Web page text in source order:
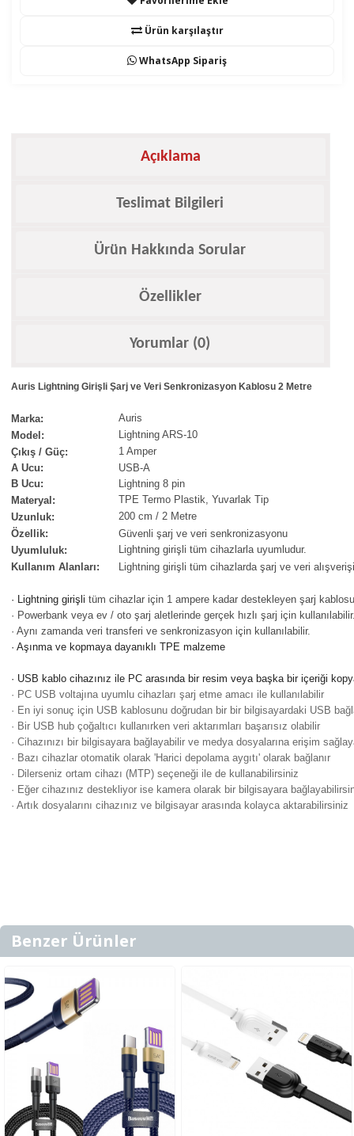
Ürün karşılaştır
WhatsApp Sipariş
Açıklama
Teslimat Bilgileri
Ürün Hakkında Sorular
Özellikler
Yorumlar (0)
Auris Lightning Girişli Şarj ve Veri Senkronizasyon Kablosu 2 Metre
Marka:
Auris
Model:
Lightning ARS-10
Çıkış / Güç:
1 Amper
A Ucu:
USB-A
B Ucu:
Lightning 8 pin
Materyal:
TPE Termo Plastik, Yuvarlak Tip
Uzunluk:
200 cm / 2 Metre
Özellik:
Güvenli şarj ve veri senkronizasyonu
Uyumluluk:
Lightning girişli tüm cihazlarla uyumludur.
Kullanım Alanları:
Lightning girişli tüm cihazlarda şarj ve veri
· Lightning girişli tüm cihazlar için 1 ampere kadar destekleyen şarj
· Powerbank veya ev / oto şarj aletlerinde gerçek hızlı şarj için
· Aynı zamanda veri transferi ve senkronizasyon için kullanılabilir.
· Aşınma ve kopmaya dayanıklı TPE malzeme
· USB kablo cihazınız ile PC arasında bir resim veya başka bir içeriği
· PC USB voltajına uyumlu cihazları şarj etme amacı ile kullanılabilir
· En iyi sonuç için USB kablosunu doğrudan bir bir bilgisayardaki USB
· Bir USB hub çoğaltıcı kullanırken veri aktarımları başarısız olabilir
· Cihazınızı bir bilgisayara bağlayabilir ve medya dosyalarına erişim
· Bazı cihazlar otomatik olarak 'Harici depolama aygıtı' olarak bağlanır
· Dilerseniz ortam cihazı (MTP) seçeneği ile de kullanabilirsiniz
· Eğer cihazınız destekliyor ise kamera olarak bir bilgisayara
· Artık dosyalarını cihazınız ve bilgisayar arasında kolayca aktarabilirsiniz
Benzer Ürünler